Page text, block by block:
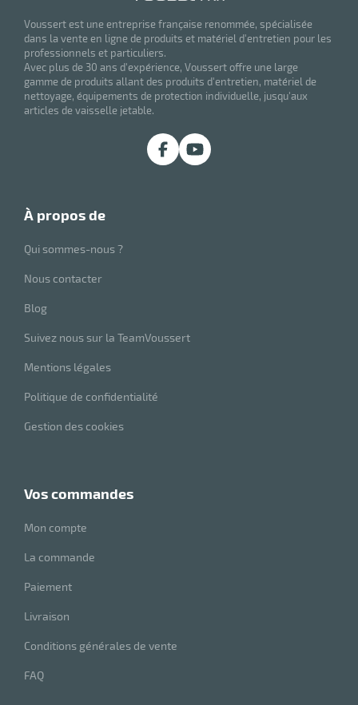
Voussert est une entreprise française renommée, spécialisée
dans la vente en ligne de produits et matériel d'entretien pour les
professionnels et particuliers.
Avec plus de 30 ans d'expérience, Voussert offre une large
gamme de produits allant des produits d'entretien, matériel de
nettoyage, équipements de protection individuelle, jusqu'aux
articles de vaisselle jetable.
à propos de
Qui sommes-nous ?
Nous contacter
Blog
Suivez nous sur la TeamVoussert
Mentions légales
Politique de confidentialité
Gestion des cookies
vos commandes
Mon compte
La commande
Paiement
Livraison
Conditions générales de vente
FAQ